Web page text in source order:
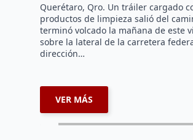
Querétaro, Qro. Un tráiler cargado
productos de limpieza salió del
terminó volcado la mañana de este
sobre la lateral de la carretera
dirección…
VER MÁS